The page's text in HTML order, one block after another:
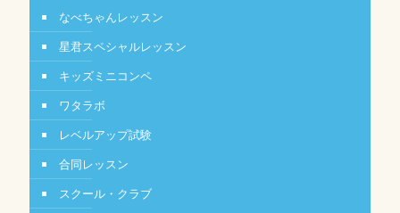
なべちゃんレッスン
星君スペシャルレッスン
キッズミニコンペ
ワタラボ
レベルアップ試験
合同レッスン
スクール・クラブ